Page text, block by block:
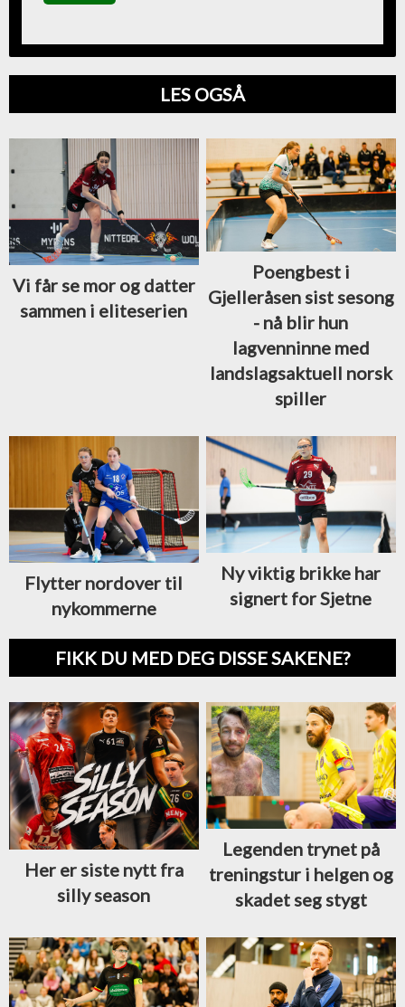
LES OGSÅ
Vi får se mor og datter
sammen i eliteserien
Poengbest i
Gjelleråsen sist sesong
- nå blir hun
lagvenninne med
landslagsaktuell norsk
spiller
Flytter nordover til
nykommerne
Ny viktig brikke har
signert for Sjetne
FIKK DU MED DEG DISSE SAKENE?
Her er siste nytt fra
silly season
Legenden trynet på
treningstur i helgen og
skadet seg stygt